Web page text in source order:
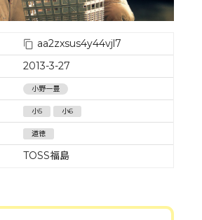
aa2zxsus4y44vjl7
2013-3-27
小野一豊
小5 小6
道徳
TOSS福島